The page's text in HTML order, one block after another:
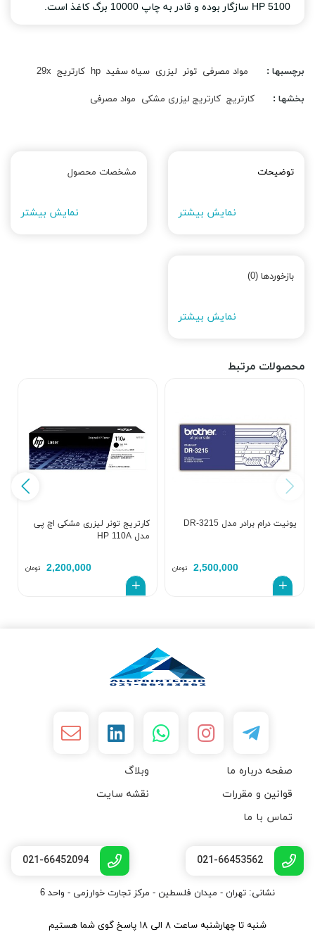
5100 HP سازگار بوده و قادر به چاپ 10000 برگ کاغذ است.
برچسبها : مواد مصرفی تونر لیزری سیاه سفید hp کارتریج 29x
بخشها : کارتریج کارتریج لیزری مشکی مواد مصرفی
توضیحات
نمایش بیشتر
مشخصات محصول
نمایش بیشتر
بازخوردها (0)
نمایش بیشتر
محصولات مرتبط
یونیت درام برادر مدل DR-3215
2,500,000 تومان
کارتریج تونر لیزری مشکی اچ پی
مدل HP 110A
2,200,000 تومان
صفحه درباره ما
وبلاگ
قوانین و مقررات
نقشه سایت
تماس با ما
021-66453562
021-66452094
نشانی: تهران - میدان فلسطین - مرکز تجارت خوارزمی - واحد 6
شنبه تا چهارشنبه ساعت ۸ الی ۱۸ پاسخ گوی شما هستیم